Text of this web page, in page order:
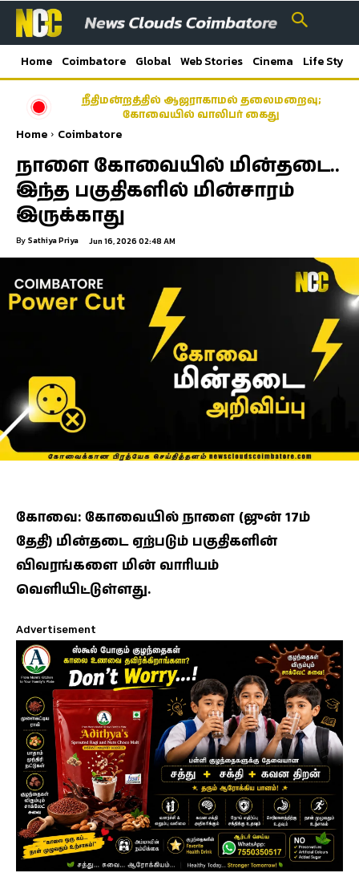
Home Coimbatore Global Web Stories Cinema Life Style
நீதிமன்றத்தில் ஆஜராகாமல் தலைமறைவு;
கோவையில் வாலிபர் கைது
Home Coimbatore
நாளை கோவையில் மின்தடை..
இந்த பகுதிகளில் மின்சாரம்
இருக்காது
By Sathiya Priya Jun 16, 2026 02:48 AM
கோவை: கோவையில் நாளை (ஜுன் 17ம்
தேதி) மின்தடை ஏற்படும் பகுதிகளின்
விவரங்களை மின் வாரியம்
வெளியிட்டுள்ளது.
Advertisement